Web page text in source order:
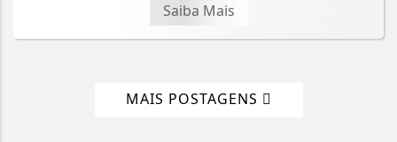
Saiba Mais
MAIS POSTAGENS